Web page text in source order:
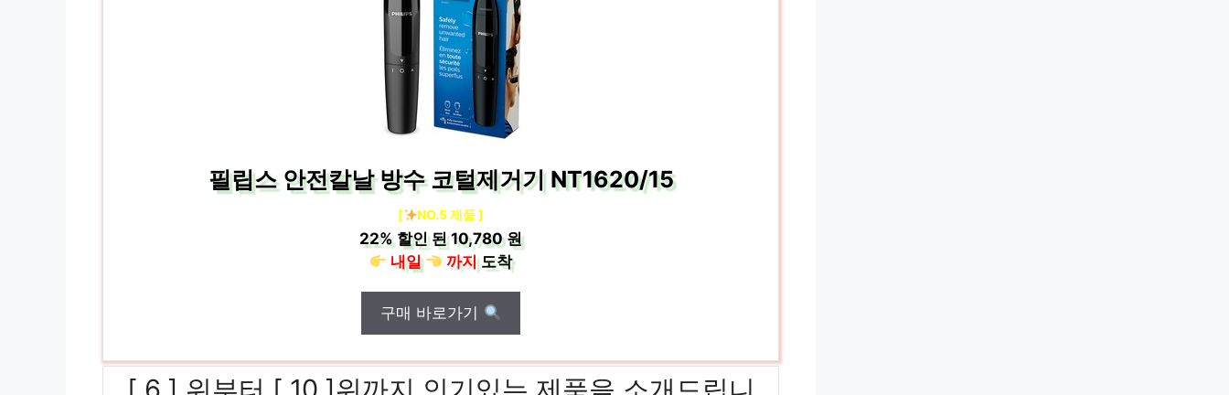
필립스 안전칼날 방수 코털제거기 NT1620/15
[ NO.5 제품 ]
22%할인 된10,780 원
내일
까지도착
구매 바로가기